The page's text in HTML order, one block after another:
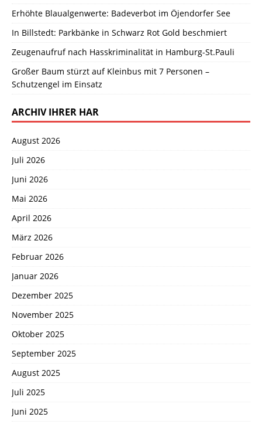
Erhöhte Blaualgenwerte: Badeverbot im Öjendorfer See
In Billstedt: Parkbänke in Schwarz Rot Gold beschmiert
Zeugenaufruf nach Hasskriminalität in Hamburg-St.Pauli
Großer Baum stürzt auf Kleinbus mit 7 Personen –
Schutzengel im Einsatz
ARCHIV IHRER HAR
August 2026
Juli 2026
Juni 2026
Mai 2026
April 2026
März 2026
Februar 2026
Januar 2026
Dezember 2025
November 2025
Oktober 2025
September 2025
August 2025
Juli 2025
Juni 2025